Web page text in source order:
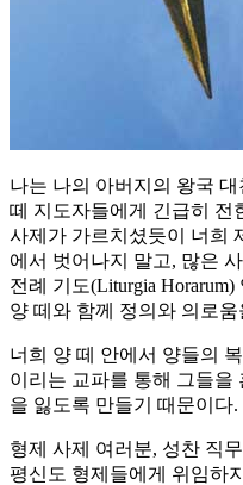
나는 나의 아버지의 왕국
떼 지도자들에게 긴급히 전
사제가 가르치셨듯이 너희
에서 벗어나지 말고, 많은
전례 기도(Liturgia
양 떼와 함께 정의와 의로
너희 양 떼 안에서 양들의
이리는 교파를 통해 그들을
을 잃도록 만들기 때문이다.
형제 사제 여러분, 성찬 직
평신도 형제들에게 위임하